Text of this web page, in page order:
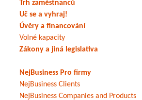
Trh zaměstnanců
Uč se a vyhraj!
Úvěry a financování
Volné kapacity
Zákony a jiná legislativa
NejBusiness Pro firmy
NejBusiness Clients
NejBusiness Companies and Products